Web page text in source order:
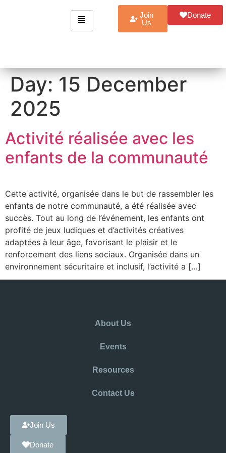
Join
Us
Donate
Day: 15 December
2025
Activité réalisée avec les
enfants de la communauté
Cette activité, organisée dans le but de rassembler les
enfants de notre communauté, a été réalisée avec
succès. Tout au long de l’événement, les enfants ont
profité de jeux ludiques et d’activités créatives
adaptées à leur âge, favorisant le plaisir et le
renforcement des liens sociaux. Organisée dans un
environnement sécuritaire et inclusif, l’activité a […]
About Us
Events
Resources
Contact Us
Join Us
Donate